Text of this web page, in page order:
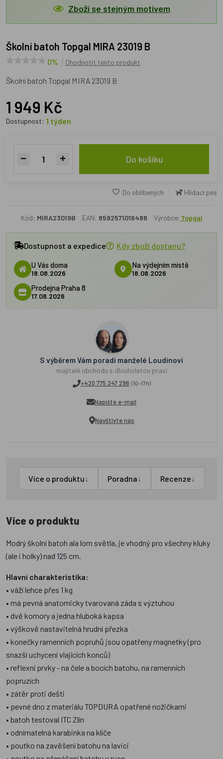
Zboží se stejným motivem
Školní batoh Topgal MIRA 23019 B
0% Ohodnotit tento produkt
Školní batoh Topgal MIRA 23019 B
1 949 Kč
Dostupnost: 1 týden
Do košíku
Do oblíbených Hlídací pes
Kód: MIRA23019B EAN: 8592571016488 Výrobce:Topgal
Dostupnost a expedice Kdy zboží dostanu?
U Vás doma
18.08.2026
Na výdejním místě
18.08.2026
Prodejna Praha 8
17.08.2026
S výběrem Vám poradí manželé Loudínovi
majitelé obchodu s dlouholetou praxí
+420 775 247 296 (10-17h)
Napište e-mail
Navštivte nás
Více o produktu↓ Poradna↓ Recenze↓
Více o produktu
Modrý školní batoh ala lom světla, je vhodný pro všechny kluky
(ale i holky) nad 125 cm.
Hlavní charakteristika:
• váží lehce přes 1 kg
• má pevná anatomicky tvarovaná záda s výztuhou
• dvě komory a jedna hluboká kapsa
• výškově nastavitelná hrudní přezka
• konečky ramenních popruhů jsou opatřeny magnetky (pro
snazší uchycení vlajících konců)
• reflexní prvky - na čele a bocích batohu, na ramenních
popruzích
• zátěr proti dešti
• pevné dno z materiálu TOPDURA opatřené nožičkami
• batoh testoval ITC Zlín
• odnímatelná karabinka na klíče
• poutko na zavěšení batohu na lavici